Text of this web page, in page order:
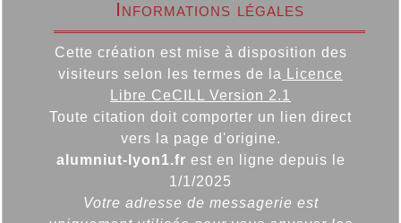
Informations légales
Cette création est mise à disposition des
visiteurs selon les termes de la
Licence
Libre CeCILL Version 2.1
Toute citation doit comporter un lien direct
vers la page d'origine.
alumniut-lyon1.fr est en ligne depuis le
1/1/2025
Votre adresse de messagerie est